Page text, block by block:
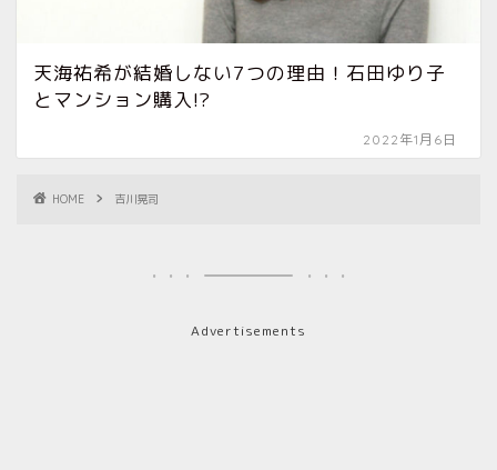
天海祐希が結婚しない7つの理由！石田ゆり子
とマンション購入!?
2022年1月6日
HOME 吉川晃司
Advertisements